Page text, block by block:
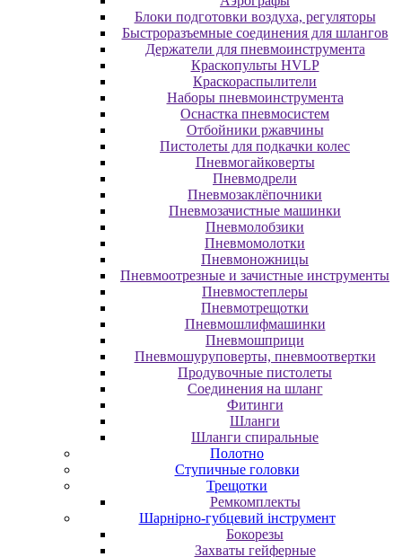
Блоки подготовки воздуха, регуляторы
Быстроразъемные соединения для шлангов
Держатели для пневмоинструмента
Краскопульты HVLP
Краскораспылители
Наборы пневмоинструмента
Оснастка пневмосистем
Отбойники ржавчины
Пистолеты для подкачки колес
Пневмогайковерты
Пневмодрели
Пневмозаклёпочники
Пневмозачистные машинки
Пневмолобзики
Пневмомолотки
Пневмоножницы
Пневмоотрезные и зачистные инструменты
Пневмостеплеры
Пневмотрещотки
Пневмошлифмашинки
Пневмошприци
Пневмошуруповерты, пневмоотвертки
Продувочные пистолеты
Соединения на шланг
Фитинги
Шланги
Шланги спиральные
Полотно
Ступичные головки
Трещотки
Ремкомплекты
Шарнірно-губцевий інструмент
Бокорезы
Захваты гейферные